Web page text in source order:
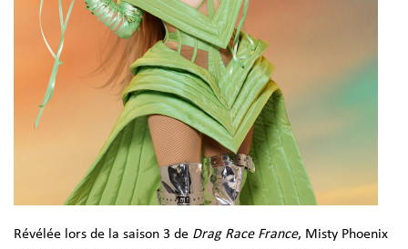
Révélée lors de la saison 3 de Drag Race France, Misty Phoenix